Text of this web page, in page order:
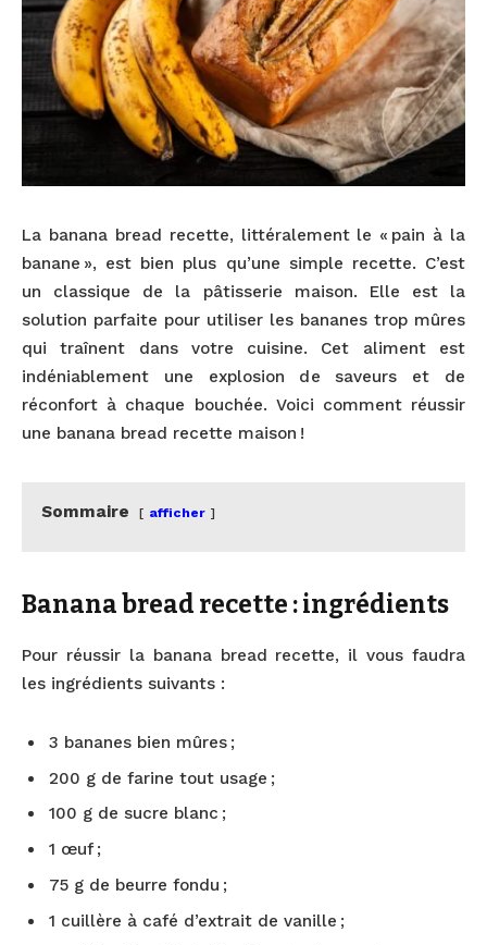
La banana bread recette, littéralement le « pain à la
banane », est bien plus qu’une simple recette. C’est
un classique de la pâtisserie maison. Elle est la
solution parfaite pour utiliser les bananes trop mûres
qui traînent dans votre cuisine. Cet aliment est
indéniablement une explosion de saveurs et de
réconfort à chaque bouchée. Voici comment réussir
une banana bread recette maison !
Sommaire afficher
Banana bread recette : ingrédients
Pour réussir la banana bread recette, il vous faudra
les ingrédients suivants :
3 bananes bien mûres ;
200 g de farine tout usage ;
100 g de sucre blanc ;
1 œuf ;
75 g de beurre fondu ;
1 cuillère à café d’extrait de vanille ;